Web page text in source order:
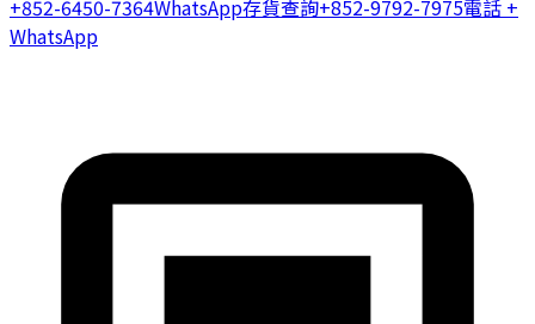
+852-6450-7364WhatsApp存貨查詢+852-9792-7975電話 +
WhatsApp